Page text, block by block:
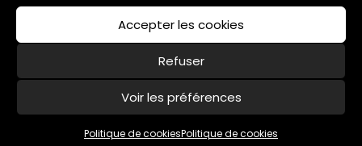
Accepter les cookies
Refuser
Voir les préférences
Politique de cookiesPolitique de cookies
Politique de cookies (UE)
Mentions légales
Association CARMEN - 2020